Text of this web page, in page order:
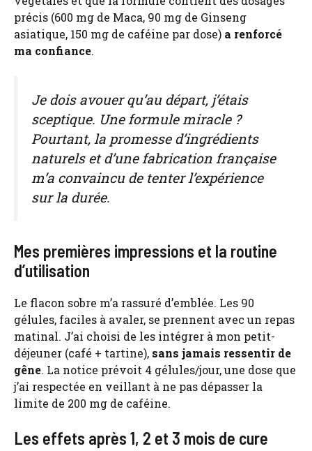
précis (600 mg de Maca, 90 mg de Ginseng
asiatique, 150 mg de caféine par dose) a renforcé
ma confiance.
Je dois avouer qu’au départ, j’étais
sceptique. Une formule miracle ?
Pourtant, la promesse d’ingrédients
naturels et d’une fabrication française
m’a convaincu de tenter l’expérience
sur la durée.
Mes premières impressions et la routine
d’utilisation
Le flacon sobre m’a rassuré d’emblée. Les 90
gélules, faciles à avaler, se prennent avec un repas
matinal. J’ai choisi de les intégrer à mon petit-
déjeuner (café + tartine), sans jamais ressentir de
gêne. La notice prévoit 4 gélules/jour, une dose que
j’ai respectée en veillant à ne pas dépasser la
limite de 200 mg de caféine.
Les effets après 1, 2 et 3 mois de cure